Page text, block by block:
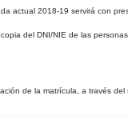
actual 2018-19 servirá con
del DNI/NIE de las
de la matrícula, a través del